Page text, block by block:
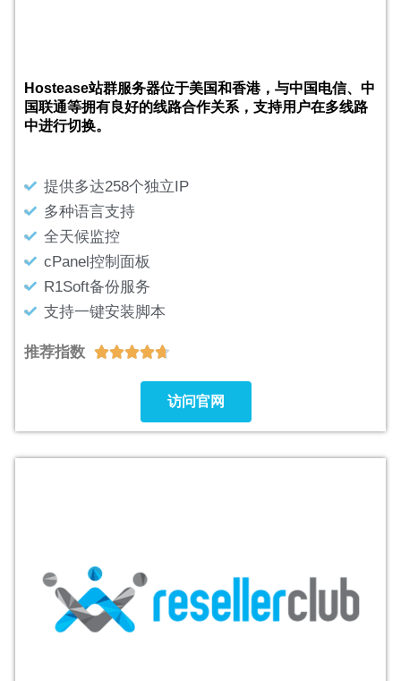
Hostease站群服务器位于美国和香港，与中国电信、中
国联通等拥有良好的线路合作关系，支持用户在多线路
中进行切换。
提供多达258个独立IP
多种语言支持
全天候监控
cPanel控制面板
R1Soft备份服务
支持一键安装脚本
推荐指数 
访问官网